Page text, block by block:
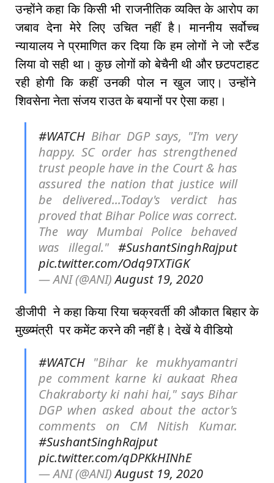
उन्होंने कहा कि किसी भी राजनीतिक व्यक्ति के आरोप का
जबाव देना मेरे लिए उचित नहीं है। माननीय सर्वोच्च
न्यायालय ने प्रमाणित कर दिया कि हम लोगों ने जो स्टैंड
लिया वो सही था। कुछ लोगों को बेचैनी थी और छटपटाहट
रही होगी कि कहीं उनकी पोल न खुल जाए। उन्होंने
शिवसेना नेता संजय राउत के बयानों पर ऐसा कहा।
#WATCH Bihar DGP says, "I'm very
happy. SC order has strengthened
trust people have in the Court & has
assured the nation that justice will
be delivered...Today's verdict has
proved that Bihar Police was correct.
The way Mumbai Police behaved
was illegal." #SushantSinghRajput
pic.twitter.com/Odq9TXTiGK
— ANI (@ANI)August 19, 2020
डीजीपी ने कहा किया रिया चक्रवर्ती की औकात बिहार के
मुख्य्मंत्री पर कमेंट करने की नहीं है। देखें ये वीडियो
#WATCH "Bihar ke mukhyamantri
pe comment karne ki aukaat Rhea
Chakraborty ki nahi hai," says Bihar
DGP when asked about the actor's
comments on CM Nitish Kumar.
#SushantSinghRajput
pic.twitter.com/qDPKkHINhE
— ANI (@ANI)August 19, 2020